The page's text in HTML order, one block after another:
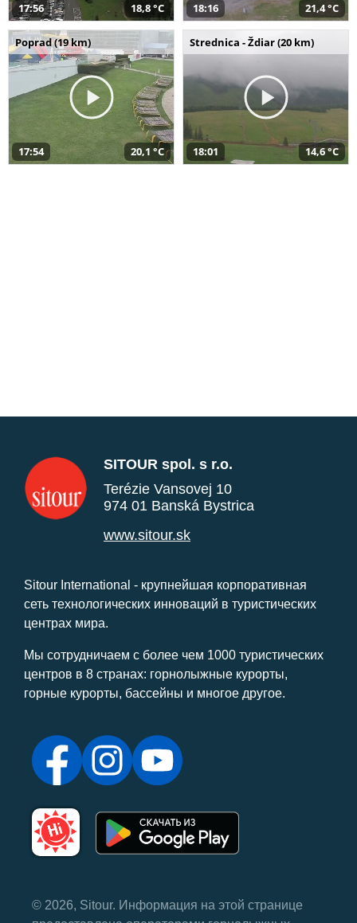
17:56 18,8 °C 18:16 21,4 °C
Poprad (19 km)
17:54 20,1 °C
Strednica - Ždiar (20 km)
18:01 14,6 °C
SITOUR spol. s r.o.
Terézie Vansovej 10
974 01 Banská Bystrica
www.sitour.sk
Sitour International - крупнейшая корпоративная
сеть технологических инноваций в туристических
центрах мира.
Мы сотрудничаем с более чем 1000 туристических
центров в 8 странах: горнолыжные курорты,
горные курорты, бассейны и многое другое.
© 2026, Sitour. Информация на этой странице